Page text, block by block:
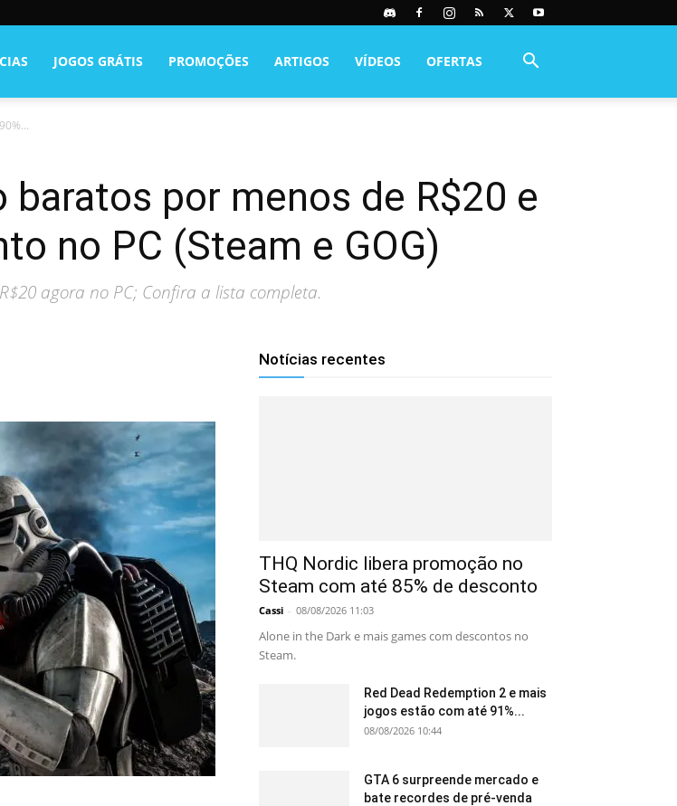
JOGOS GRÁTIS PROMOÇÕES ARTIGOS VÍDEOS OFERTAS
por menos de R$20 e
no PC (Steam e GOG)
agora no PC; Confira a lista completa.
Notícias recentes
THQ Nordic libera promoção no
Steam com até 85% de desconto
Cassi - 08/08/2026 11:03
Alone in the Dark e mais games com descontos no
Steam.
Red Dead Redemption 2 e mais
jogos estão com até 91%...
08/08/2026 10:44
GTA 6 surpreende mercado e
bate recordes de pré-venda